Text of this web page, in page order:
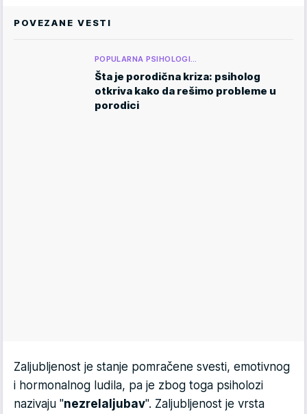
POVEZANE VESTI
POPULARNA PSIHOLOGI…
Šta je porodična kriza: psiholog
otkriva kako da rešimo probleme u
porodici
Zaljubljenost je stanje pomračene svesti, emotivnog
i hormonalnog ludila, pa je zbog toga psiholozi
nazivaju "nezrelaljubav". Zaljubljenost je vrsta